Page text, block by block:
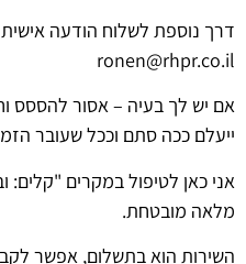
דרך נוספת לשלוח הודעה
ronen@rhpr.co.il
אם יש לך בעיה – אסור להססס
ייעלם ככה סתם וככל שעובר
אני כאן לטיפול במקרים "קלים:
מלאה מובטחת.
השירות הוא בתשלום, אפשר